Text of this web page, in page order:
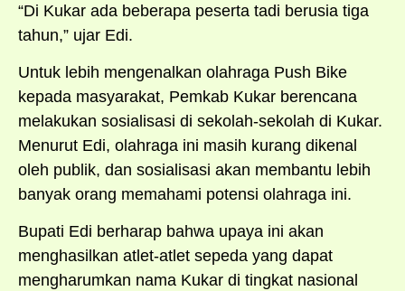
“Di Kukar ada beberapa peserta tadi berusia tiga
tahun,” ujar Edi.
Untuk lebih mengenalkan olahraga Push Bike
kepada masyarakat, Pemkab Kukar berencana
melakukan sosialisasi di sekolah-sekolah di Kukar.
Menurut Edi, olahraga ini masih kurang dikenal
oleh publik, dan sosialisasi akan membantu lebih
banyak orang memahami potensi olahraga ini.
Bupati Edi berharap bahwa upaya ini akan
menghasilkan atlet-atlet sepeda yang dapat
mengharumkan nama Kukar di tingkat nasional